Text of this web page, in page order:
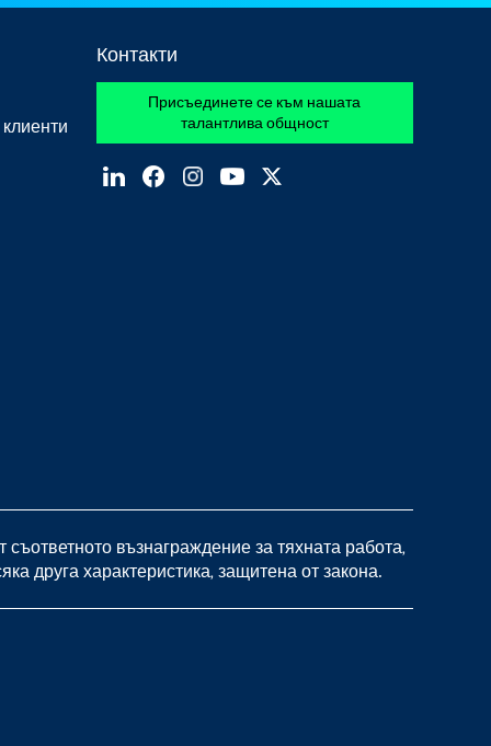
Контакти
Присъединете се към нашата
талантлива общност
възнаграждение за тяхната работа,
друга характеристика, защитена от закона.